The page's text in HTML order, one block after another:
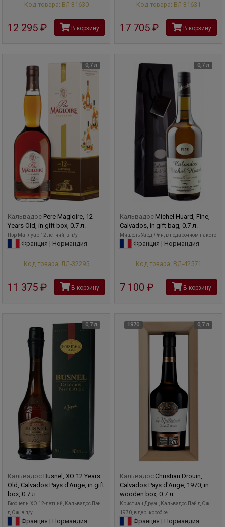
Код товара: ВЛ-31630
12 295 рубВ корзину
Код товара: ВЛ-31631
17 705 рубВ корзину
0,7 л
Кальвадос Pere Magloire, 12
Years Old, in gift box, 0.7 л.
Пэр Маглуар 12 летний, в п/у
Франция | Нормандия
Код товара: ЛД-32295
11 375 рубВ корзину
0,7 л
Кальвадос Michel Huard, Fine,
Calvados, in gift bag, 0.7 л.
Мишель Уард, Фин, в подарочном пакете
Франция | Нормандия
Код товара: ВД-42571
7 100 руб В корзину
0,7 л
Кальвадос Busnel, XO 12 Years
Old, Calvados Pays d'Auge, in gift
box, 0.7 л.
Бюснель, XO 12-летний, Кальвадос Пэи
д'Ож, в п/у
Франция | Нормандия
1970 0,7 л
Кальвадос Christian Drouin,
Calvados Pays d'Auge, 1970, in
wooden box, 0.7 л.
Кристиан Друэн, Кальвадос Пэй д'Ож,
1970, в дер. коробке
Франция | Нормандия